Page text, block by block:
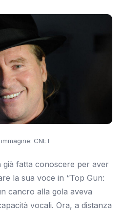
CNET
già fatta conoscere per aver
la sua voce in “Top Gun:
cancro alla gola aveva
vocali. Ora, a distanza